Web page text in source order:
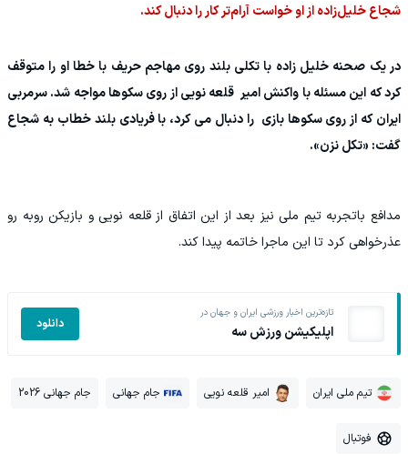
شجاع خلیل‌زاده از او خواست آرام‌تر کار را دنبال کند.
در یک صحنه خلیل زاده با تکلی بلند روی مهاجم حریف با خطا او را متوقف
کرد که این مسئله با واکنش امیر قلعه نویی از روی سکوها مواجه شد. سرمربی
ایران که از روی سکوها بازی را دنبال می کرد، با فریادی بلند خطاب به شجاع
گفت: «تکل نزن».
مدافع باتجربه تیم ملی نیز بعد از این اتفاق از قلعه نویی و بازیکن روبه رو
عذرخواهی کرد تا این ماجرا خاتمه پیدا کند.
تازه‌ترین اخبار ورزشی ایران و جهان در
اپلیکیشن ورزش سه دانلود
تیم ملی ایران امیر قلعه نویی جام جهانی جام جهانی 2026
فوتبال